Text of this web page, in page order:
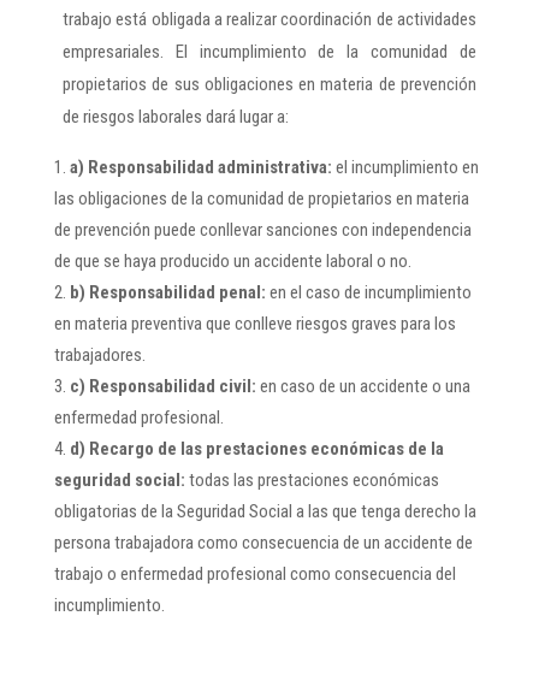
trabajo está obligada a realizar coordinación de actividades
empresariales. El incumplimiento de la comunidad de
propietarios de sus obligaciones en materia de prevención
de riesgos laborales dará lugar a:
a) Responsabilidad administrativa: el incumplimiento en
las obligaciones de la comunidad de propietarios en materia
de prevención puede conllevar sanciones con independencia
de que se haya producido un accidente laboral o no.
b) Responsabilidad penal: en el caso de incumplimiento
en materia preventiva que conlleve riesgos graves para los
trabajadores.
c) Responsabilidad civil: en caso de un accidente o una
enfermedad profesional.
d) Recargo de las prestaciones económicas de la
seguridad social: todas las prestaciones económicas
obligatorias de la Seguridad Social a las que tenga derecho la
persona trabajadora como consecuencia de un accidente de
trabajo o enfermedad profesional como consecuencia del
incumplimiento.